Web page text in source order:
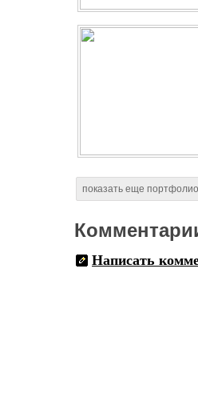
показать еще портфолио
Написать